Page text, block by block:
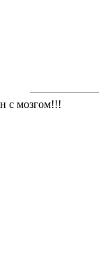
с мозгом!!!